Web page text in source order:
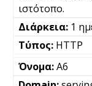
ιστότοπο.
1
HTTP
A6